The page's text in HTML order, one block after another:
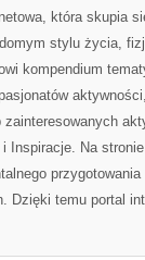
która skupia
stylu życia,
kompendium
zainteresowanych
Inspiracje. Na
Dzięki temu portal